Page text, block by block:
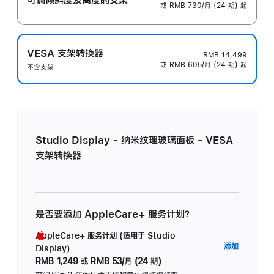
或 RMB 730/月 (24 期) 起
VESA 支架转换器
不含支架
RMB 14,499
或 RMB 605/月 (24 期) 起
Studio Display - 纳米纹理玻璃面板 - VESA
支架转换器
是否要添加 AppleCare+ 服务计划？
AppleCare+ 服务计划 (适用于 Studio
Display)
RMB 1,249 或 RMB 53/月 (24 期)
添加